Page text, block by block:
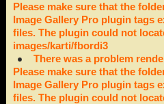
Please make sure that the
Image Gallery Pro plugin tags
files. The plugin could not
images/karti/fbordi3
There was a problem
Please make sure that the
Image Gallery Pro plugin tags
files. The plugin could not